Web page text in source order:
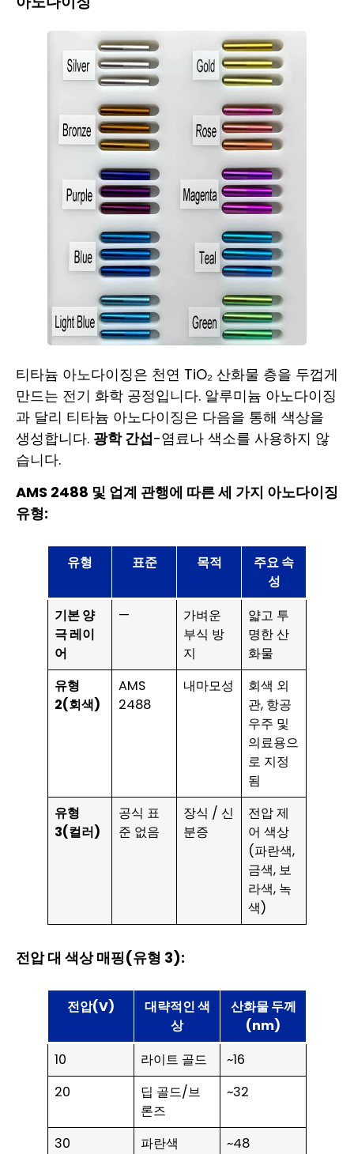
티타늄 아노다이징은 천연 TiO₂ 산화물 층을 두껍게
만드는 전기 화학 공정입니다. 알루미늄 아노다이징
과 달리 티타늄 아노다이징은 다음을 통해 색상을
생성합니다. 광학 간섭-염료나 색소를 사용하지 않
습니다.
AMS 2488 및 업계 관행에 따른 세 가지 아노다이징
유형:
유형 표준 목적
주요 속
성
기본 양
극 레이
어
—
가벼운
부식 방
지
얇고 투
명한 산
화물
유형
2(회색)
AMS
2488
내마모성
회색 외
관, 항공
우주 및
의료용으
로 지정
됨
유형
3(컬러)
공식 표
준 없음
장식 / 신
분증
전압 제
어 색상
(파란색,
금색, 보
라색, 녹
색)
전압 대 색상 매핑(유형 3):
전압(V)
대략적인 색
상
산화물 두께
(nm)
10
라이트 골드
~16
20
딥 골드/브
론즈
~32
30 파란색
~48